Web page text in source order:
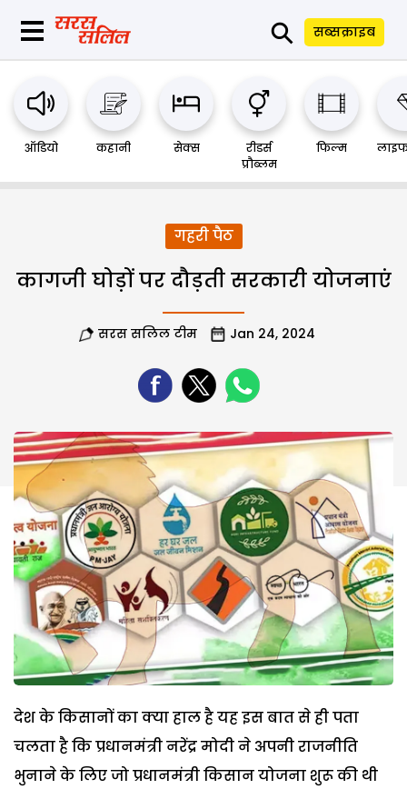
⚲ सब्सक्राइब
ऑडियो कहानी सेक्स
रीडर्स
प्रौब्लम
फिल्म
गहरी पैठ
कागजी घोड़ों पर दौड़ती सरकारी योजनाएं
सरस सलिल टीम Jan 24, 2024
देश के किसानों का क्या हाल है यह इस बात से ही पता
चलता है कि प्रधानमंत्री नरेंद्र मोदी ने अपनी राजनीति
भुनाने के लिए जो प्रधानमंत्री किसान योजना शुरू की थी